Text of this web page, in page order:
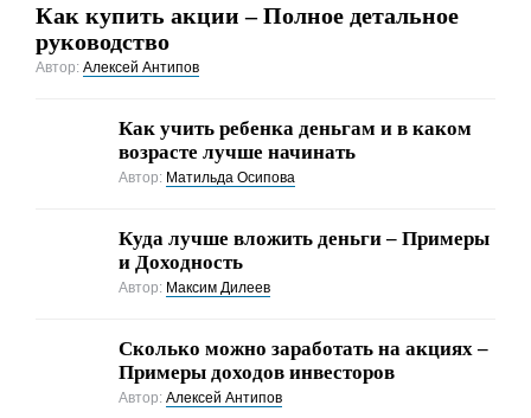
Как купить акции – Полное детальное
руководство
Автор:Алексей Антипов
Как учить ребенка деньгам и в каком
возрасте лучше начинать
Автор: Матильда Осипова
Куда лучше вложить деньги – Примеры
и Доходность
Автор: Максим Дилеев
Cколько можно заработать на акциях –
Примеры доходов инвесторов
Автор:Алексей Антипов